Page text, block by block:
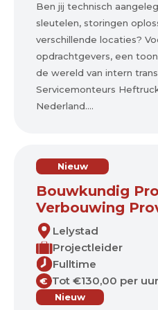
Ben jij technisch
sleutelen, storingen
verschillende locaties?
opdrachtgevers, een
de wereld van intern
Servicemonteurs
Nederland....
Nieuw
Bouwkundig
Verbouwing
Lelystad
Projectleider
Fulltime
€ Tot €130,00 per
Nieuw